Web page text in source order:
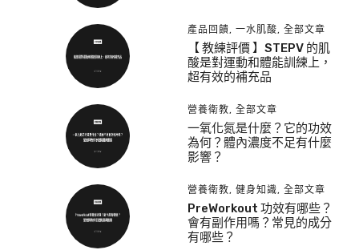
產品回饋, 一水肌酸, 全部文章
【 教練評價 】STEPV 的肌
酸是對運動和體能訓練上，
超有效的補充品
營養衛教, 全部文章
一氧化氮是什麼？它的功效
為何？體內濃度不足有什麼
影響？
營養衛教, 健身知識, 全部文章
PreWorkout 功效有哪些？
會有副作用嗎？常見的成分
有哪些？